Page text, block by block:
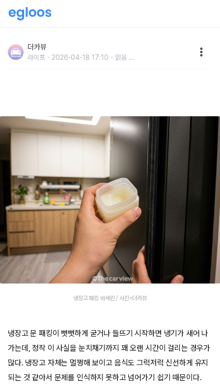
장고에 바세린을 발라보세요...효과가 상당합니다
더카뷰
라이프 2026-04-18 17:10 읽음 ...
냉장고 패킹 바세린 / 사진=더카뷰
냉장고 문 패킹이 뻣뻣하게 굳거나 들뜨기 시작하면 냉기가 새어 나
가는데, 정작 이 사실을 눈치채기까지 꽤 오랜 시간이 걸리는 경우가
많다. 냉장고 자체는 멀쩡해 보이고 음식도 그럭저럭 신선하게 유지
되는 것 같아서 문제를 인식하지 못하고 넘어가기 쉽기 때문이다.